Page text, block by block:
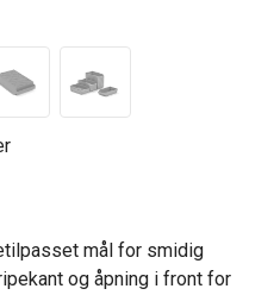
mål for smidig
og åpning i front for